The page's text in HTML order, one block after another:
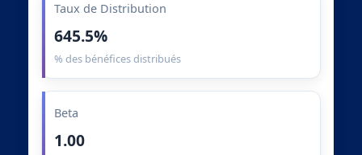
Taux de Distribution
645.5%
% des bénéfices distribués
Beta
1.00